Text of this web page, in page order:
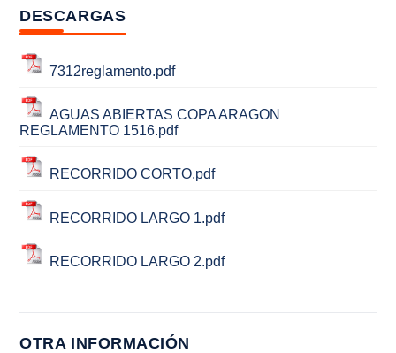
DESCARGAS
7312reglamento.pdf
AGUAS ABIERTAS COPA ARAGON
REGLAMENTO 1516.pdf
RECORRIDO CORTO.pdf
RECORRIDO LARGO 1.pdf
RECORRIDO LARGO 2.pdf
OTRA INFORMACIÓN